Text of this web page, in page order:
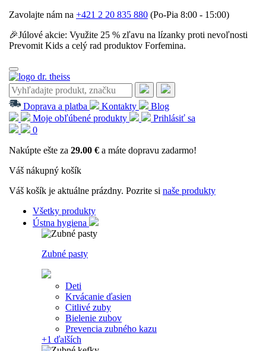
Zavolajte nám na +421 2 20 835 880 (Po-Pia 8:00 - 15:00)
🎉Júlové akcie: Využite 25 % zľavu na lízanky proti nevoľnosti
Prevomit Kids a celý rad produktov Forfemina.
Doprava a platba Kontakty
Blog
Moje obľúbené produkty
Prihlásiť sa
0
Nakúpte ešte za 29.00 € a máte dopravu zadarmo!
Váš nákupný košík
Váš košík je aktuálne prázdny. Pozrite si naše produkty
Všetky produkty
Ústna hygiena
Zubné pasty
Deti
Krvácanie ďasien
Citlivé zuby
Bielenie zubov
Prevencia zubného kazu
+1 ďalších